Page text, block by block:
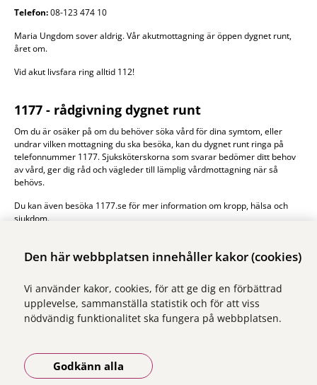
Den här webbplatsen innehåller kakor (cookies)
Vi använder kakor, cookies, för att ge dig en förbättrad
upplevelse, sammanställa statistik och för att viss
nödvändig funktionalitet ska fungera på webbplatsen.
Godkänn alla
Telefon:08-123 474 10
Maria Ungdom sover aldrig. Vår akutmottagning är öppen dygnet runt,
året om.
Vid akut livsfara ring alltid 112!
1177 - rådgivning dygnet runt
Om du är osäker på om du behöver söka vård för dina symtom, eller
undrar vilken mottagning du ska besöka, kan du dygnet runt ringa på
telefonnummer 1177. Sjuksköterskorna som svarar bedömer ditt behov
av vård, ger dig råd och vägleder till lämplig vårdmottagning när så
behövs.
Du kan även besöka 1177.se för mer information om kropp, hälsa och
sjukdom.
Samtliga bilder på webbplatsen är tagna av fotograf Yanan Li om inget
annat namn anges.